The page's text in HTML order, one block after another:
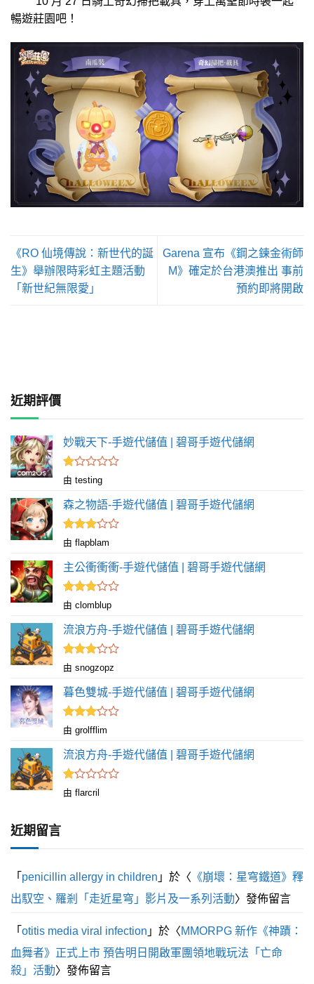
暢遊莊園吧！
《RO 仙境傳說：新世代的誕
生》舉辦限時彩虹主題活動
「新世紀無限愛」
Garena 宣布《鋼之鍊金術師
M》確定於台港澳推出 事前
預約即將開啟
近期評價
妙戰天下-手遊代儲值 | 碧哥手遊代儲網
評
1
滿
分
5
由 testing
森之物語-手遊代儲值 | 碧哥手遊代儲網
評分
滿
分 5
由 flapblam
主公衝衝衝-手遊代儲值 | 碧哥手遊代儲網
評分
分 5
由 clomblup
流浪方舟-手遊代儲值 | 碧哥手遊代儲網
評分
分 5
由 snogzopz
暮色雙城-手遊代儲值 | 碧哥手遊代儲網
評分
滿
分 5
由 grolfflim
流浪方舟-手遊代儲值 | 碧哥手遊代儲網
評
5
由 flarcril
近期留言
「 penicillin allergy in children 」於〈 《崩壞：星穹鐵道》釋
出馭空、羅剎「走近星穹」影片及一系列活動〉發佈留言
「 otitis media viral infection 」於〈MMORPG 新作《神蹟：
血舞者》正式上市 預告明日開啟軍團領地戰玩法「亡命
殺」活動〉發佈留言